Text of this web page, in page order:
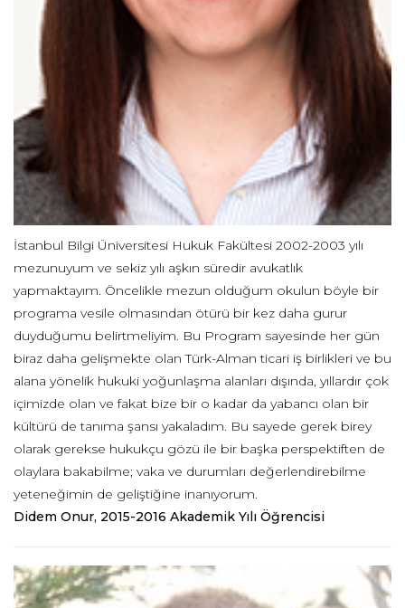
İstanbul Bilgi Üniversitesi Hukuk Fakültesi 2002-2003 yılı
mezunuyum ve sekiz yılı aşkın süredir avukatlık
yapmaktayım. Öncelikle mezun olduğum okulun böyle bir
programa vesile olmasından ötürü bir kez daha gurur
duyduğumu belirtmeliyim. Bu Program sayesinde her gün
biraz daha gelişmekte olan Türk-Alman ticari iş birlikleri ve bu
alana yönelik hukuki yoğunlaşma alanları dışında, yıllardır çok
içimizde olan ve fakat bize bir o kadar da yabancı olan bir
kültürü de tanıma şansı yakaladım. Bu sayede gerek birey
olarak gerekse hukukçu gözü ile bir başka perspektiften de
olaylara bakabilme; vaka ve durumları değerlendirebilme
yeteneğimin de geliştiğine inanıyorum.
Didem Onur, 2015-2016 Akademik Yılı Öğrencisi